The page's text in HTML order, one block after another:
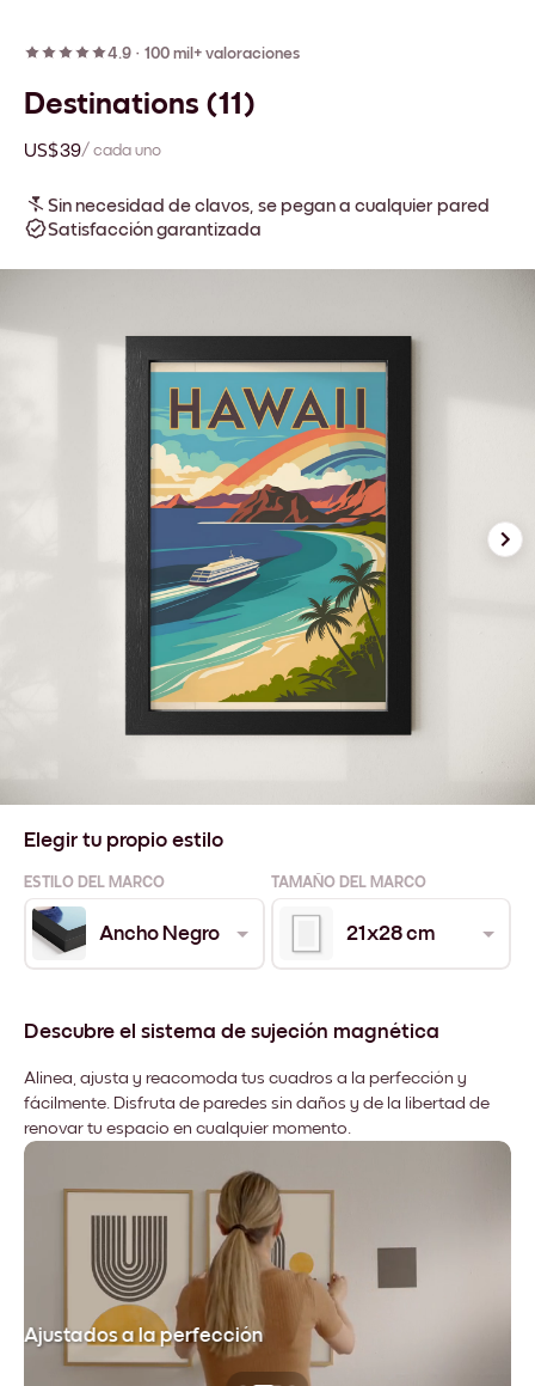
4.9 · 100 mil+ valoraciones
Destinations (11)
US$39/ cada uno
Sin necesidad de clavos, se pegan a cualquier pared
Satisfacción garantizada
Elegir tu propio estilo
ESTILO DEL MARCO TAMAÑO DEL MARCO
Ancho Negro 21x28 cm
Descubre el sistema de sujeción magnética
Alinea, ajusta y reacomoda tus cuadros a la perfección y
fácilmente. Disfruta de paredes sin daños y de la libertad de
renovar tu espacio en cualquier momento.
Ajustados a la perfección